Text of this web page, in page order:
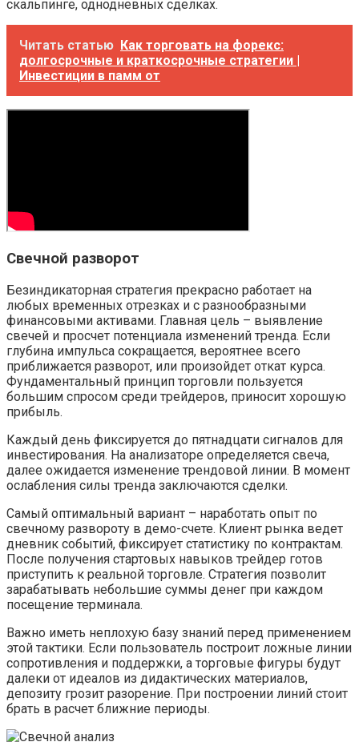
скальпинге, однодневных сделках.
Читать статью Как торговать на форекс:
долгосрочные и краткосрочные стратегии |
Инвестиции в памм от
Свечной разворот
Безиндикаторная стратегия прекрасно работает на
любых временных отрезках и с разнообразными
финансовыми активами. Главная цель – выявление
свечей и просчет потенциала изменений тренда. Если
глубина импульса сокращается, вероятнее всего
приближается разворот, или произойдет откат курса.
Фундаментальный принцип торговли пользуется
большим спросом среди трейдеров, приносит хорошую
прибыль.
Каждый день фиксируется до пятнадцати сигналов для
инвестирования. На анализаторе определяется свеча,
далее ожидается изменение трендовой линии. В момент
ослабления силы тренда заключаются сделки.
Самый оптимальный вариант – наработать опыт по
свечному развороту в демо-счете. Клиент рынка ведет
дневник событий, фиксирует статистику по контрактам.
После получения стартовых навыков трейдер готов
приступить к реальной торговле. Стратегия позволит
зарабатывать небольшие суммы денег при каждом
посещение терминала.
Важно иметь неплохую базу знаний перед применением
этой тактики. Если пользователь построит ложные линии
сопротивления и поддержки, а торговые фигуры будут
далеки от идеалов из дидактических материалов,
депозиту грозит разорение. При построении линий стоит
брать в расчет ближние периоды.